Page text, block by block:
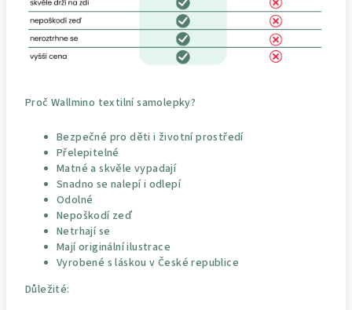
Proč Wallmino textilní samolepky?
Bezpečné pro děti i životní prostředí
Přelepitelné
Matné a skvěle vypadají
Snadno se nalepí i odlepí
Odolné
Nepoškodí zeď
Netrhají se
Mají originální ilustrace
Vyrobené s láskou v České republice
Důležité: